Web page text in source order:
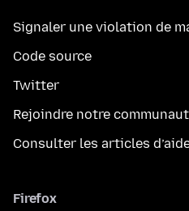
Signaler une violation de
Code source
Twitter
Rejoindre notre
Consulter les articles
Firefox